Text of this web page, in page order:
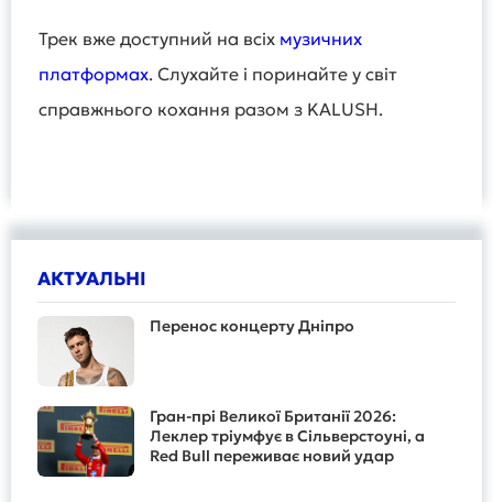
Трек вже доступний на всіх музичних
платформах. Слухайте і поринайте у світ
справжнього кохання разом з KALUSH.
АКТУАЛЬНІ
Перенос концерту Дніпро
Гран-прі Великої Британії 2026:
Леклер тріумфує в Сільверстоуні, а
Red Bull переживає новий удар